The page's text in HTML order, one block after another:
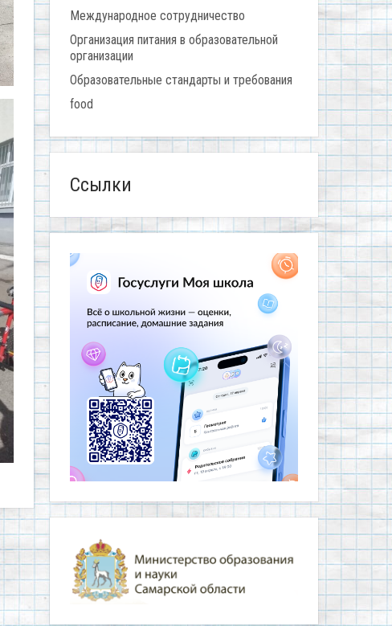
Международное сотрудничество
Организация питания в образовательной
организации
Образовательные стандарты и требования
food
Ссылки